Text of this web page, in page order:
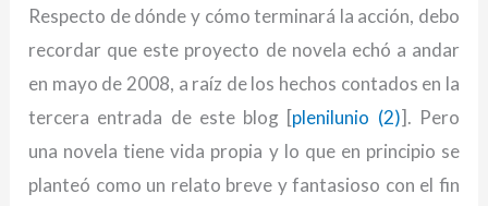
Respecto de dónde y cómo terminará la acción, debo
recordar que este proyecto de novela echó a andar
en mayo de 2008, a raíz de los hechos contados en la
tercera entrada de este blog [plenilunio (2)]. Pero
una novela tiene vida propia y lo que en principio se
planteó como un relato breve y fantasioso con el fin